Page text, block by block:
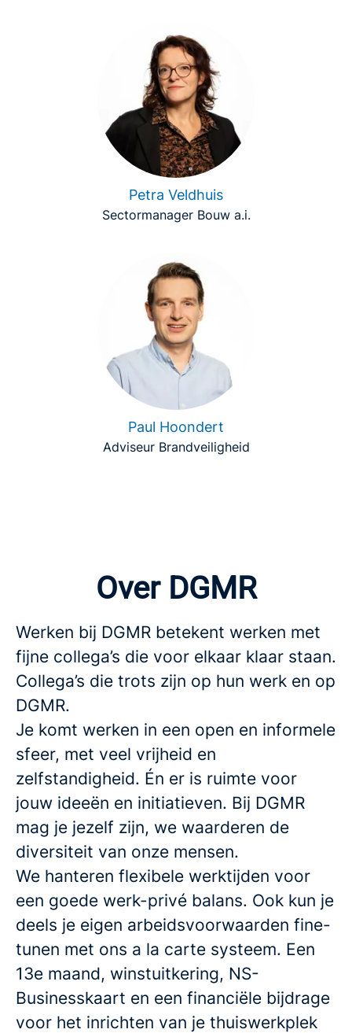
Petra Veldhuis
Sectormanager Bouw a.i.
Paul Hoondert
Adviseur Brandveiligheid
Over DGMR
Werken bij DGMR betekent werken met
fijne collega’s die voor elkaar klaar staan.
Collega’s die trots zijn op hun werk en op
DGMR.
Je komt werken in een open en informele
sfeer, met veel vrijheid en
zelfstandigheid. Én er is ruimte voor
jouw ideeën en initiatieven. Bij DGMR
mag je jezelf zijn, we waarderen de
diversiteit van onze mensen.
We hanteren flexibele werktijden voor
een goede werk-privé balans. Ook kun je
deels je eigen arbeidsvoorwaarden fine-
tunen met ons a la carte systeem. Een
13e maand, winstuitkering, NS-
Businesskaart en een financiële bijdrage
voor het inrichten van je thuiswerkplek